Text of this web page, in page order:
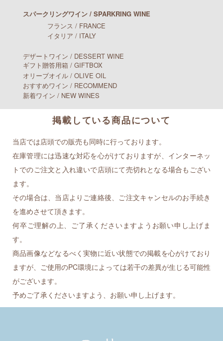
スパークリングワイン / SPARKRING WINE
フランス / FRANCE
イタリア / ITALY
デザートワイン / DESSERT WINE
ギフト贈答用箱 / GIFTBOX
オリーブオイル / OLIVE OIL
おすすめワイン / RECOMMEND
新着ワイン / NEW WINES
掲載している商品について
当店では店頭での販売も同時に行っております。
在庫管理には迅速な対応を心がけておりますが、インターネッ
トでのご注文と入れ違いで店頭にて売切れとなる場合もござい
ます。
その場合は、当店よりご連絡後、ご注文キャンセルのお手続き
を進めさせて頂きます。
何卒ご理解の上、ご了承くださいますようお願い申し上げま
す。
商品画像などなるべく実物に近い状態での掲載を心がけており
ますが、ご使用のPC環境によっては若干の差異が生じる可能性
がございます。
予めご了承くださいますよう、お願い申し上げます。